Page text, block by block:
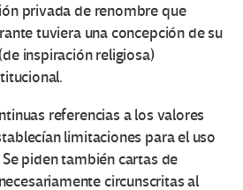
privada de renombre que
tuviera una concepción de su
inspiración religiosa)
referencias a los valores
limitaciones para el uso
piden también cartas de
circunscritas al